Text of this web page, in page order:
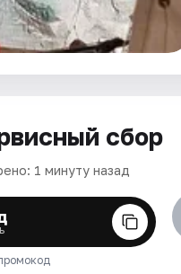
сбор
1 минуту назад